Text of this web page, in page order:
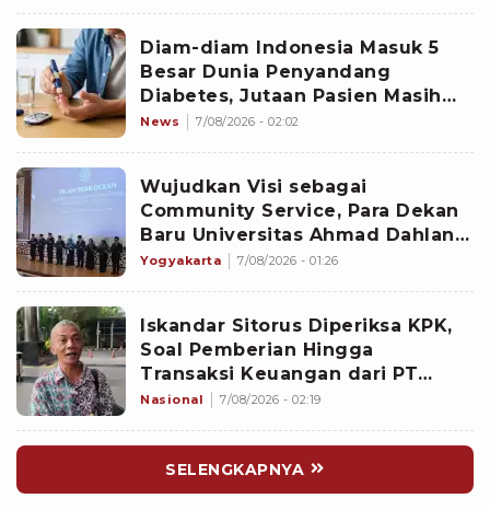
Diam-diam Indonesia Masuk 5
Besar Dunia Penyandang
Diabetes, Jutaan Pasien Masih
Kesulitan Berobat
News 7/08/2026 - 02:02
Wujudkan Visi sebagai
Community Service, Para Dekan
Baru Universitas Ahmad Dahlan
Diminta Fokus pada Lima
Yogyakarta 7/08/2026 - 01:26
Iskandar Sitorus Diperiksa KPK,
Soal Pemberian Hingga
Transaksi Keuangan dari PT
Blueray ke Pejabat di Ditjen Bea
Nasional 7/08/2026 - 02:19
SELENGKAPNYA